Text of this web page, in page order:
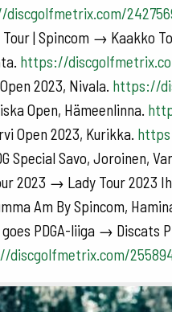
Tour | Spincom → Kaakko
https://
2023, Nivala. https://
Open, Hämeenlinna.
Open 2023, Kurikka.
Special Savo, Joroinen,
2023 → Lady Tour 2023
Am By Spincom,
goes PDGA-liiga → Discats
discgolfmetrix.com/